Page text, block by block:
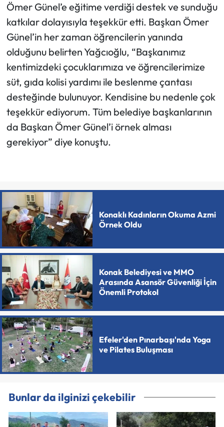
Ömer Günel’e eğitime verdiği destek ve sunduğu
katkılar dolayısıyla teşekkür etti. Başkan Ömer
Günel’in her zaman öğrencilerin yanında
olduğunu belirten Yağcıoğlu, “Başkanımız
kentimizdeki çocuklarımıza ve öğrencilerimize
süt, gıda kolisi yardımı ile beslenme çantası
desteğinde bulunuyor. Kendisine bu nedenle çok
teşekkür ediyorum. Tüm belediye başkanlarının
da Başkan Ömer Günel’i örnek alması
gerekiyor” diye konuştu.
Konaklı Kadınların Okuma Azmi
Örnek Oldu
Konak Belediyesi ve MMO
Arasında Asansör Güvenliği İçin
Önemli Protokol
Efeler'den Pınarbaşı'nda Yoga
ve Pilates Buluşması
Bunlar da ilginizi çekebilir